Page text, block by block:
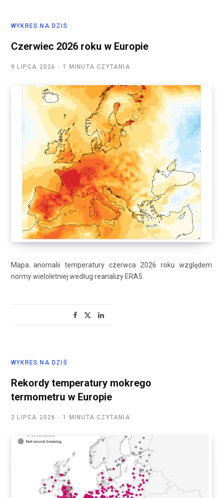
WYKRES NA DZIŚ
Czerwiec 2026 roku w Europie
9 LIPCA 2026 1 MINUTA CZYTANIA
Mapa anomalii temperatury czerwca 2026 roku względem
normy wieloletniej według reanalizy ERA5.
WYKRES NA DZIŚ
Rekordy temperatury mokrego
termometru w Europie
2 LIPCA 2026 1 MINUTA CZYTANIA